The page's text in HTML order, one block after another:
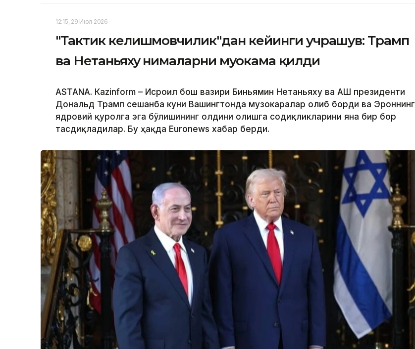
12:15, 29 Июл 2026
"Тактик келишмовчилик"дан кейинги учрашув: Трамп
ва Нетаньяху нималарни муҳокама қилди
ASTANА. Кazinform – Исроил бош вазири Биньямин Нетаньяху ва АҚШ президенти
Дональд Трамп сешанба куни Вашингтонда музокаралар олиб борди ва Эроннинг
ядровий қуролга эга бўлишининг олдини олишга содиқликларини яна бир бор
тасдиқладилар. Бу ҳақда Euronews хабар берди.